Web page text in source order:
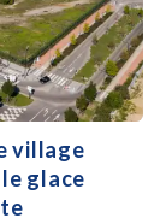
village
glace